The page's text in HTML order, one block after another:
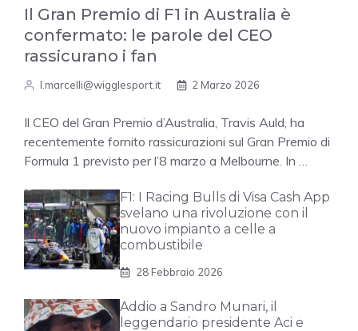
Il Gran Premio di F1 in Australia è
confermato: le parole del CEO
rassicurano i fan
l.marcelli@wigglesport.it 2 Marzo 2026
Il CEO del Gran Premio d’Australia, Travis Auld, ha
recentemente fornito rassicurazioni sul Gran Premio di
Formula 1 previsto per l’8 marzo a Melbourne. In …
F1: I Racing Bulls di Visa Cash App
svelano una rivoluzione con il
nuovo impianto a celle a
combustibile
28 Febbraio 2026
Addio a Sandro Munari, il
leggendario presidente Aci e